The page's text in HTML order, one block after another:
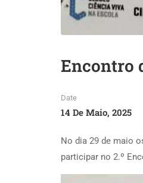
Encontro
Date
14 De Maio, 2025
No dia 29 de maio
participar no 2.º